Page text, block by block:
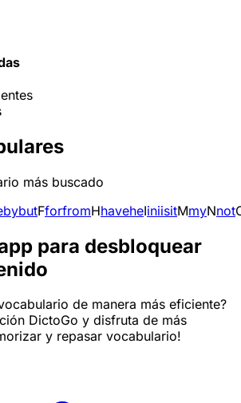
más buscado
bybutFforfromHhaveheIiniisitMmyNnot
para desbloquear
de manera más eficiente?
DictoGo y disfruta de más
y repasar vocabulario!